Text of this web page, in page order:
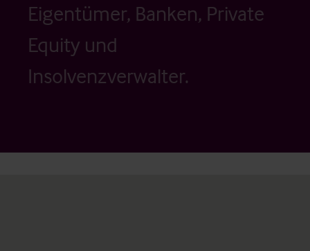
Eigentümer, Banken, Private
Equity und
Insolvenzverwalter.